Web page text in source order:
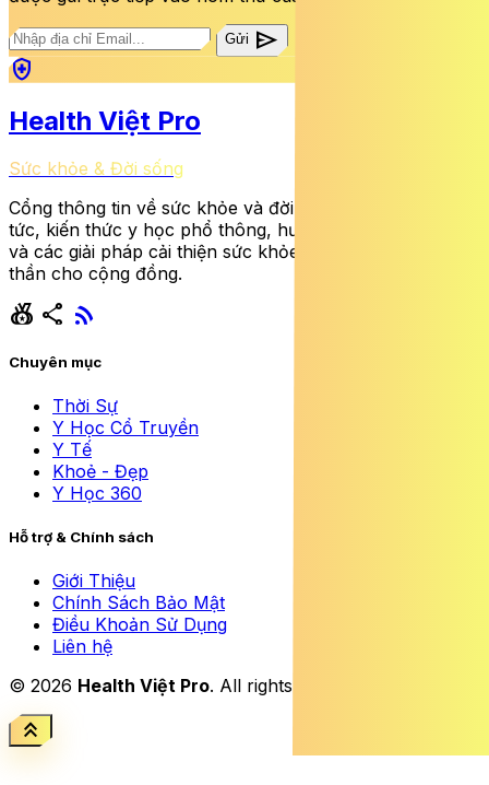
Gửi send
health_and_safety
Health Việt Pro
Sức khỏe & Đời sống
Cổng thông tin về sức khỏe và đời sống cung cấp tin
tức, kiến thức y học phổ thông, hướng dẫn dinh dưỡng
và các giải pháp cải thiện sức khỏe thể chất lẫn tinh
thần cho cộng đồng.
social_leaderboard share rss_feed
Chuyên mục
Thời Sự
Y Học Cổ Truyền
Y Tế
Khoẻ - Đẹp
Y Học 360
Hỗ trợ & Chính sách
Giới Thiệu
Chính Sách Bảo Mật
Điều Khoản Sử Dụng
Liên hệ
© 2026 Health Việt Pro. All rights reserved.
keyboard_double_arrow_up